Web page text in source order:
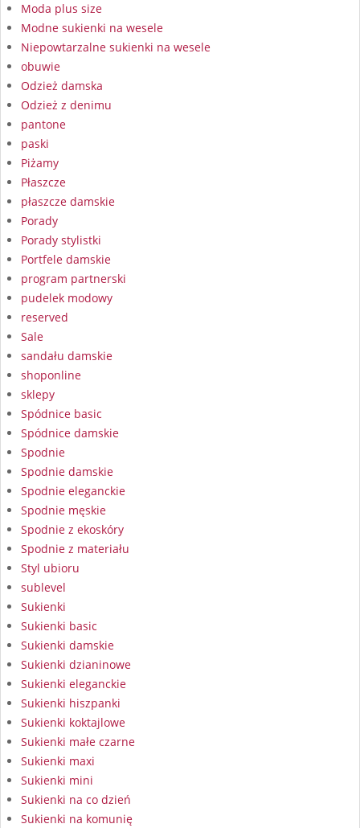
Moda plus size
Modne sukienki na wesele
Niepowtarzalne sukienki na wesele
obuwie
Odzież damska
Odzież z denimu
pantone
paski
Piżamy
Płaszcze
płaszcze damskie
Porady
Porady stylistki
Portfele damskie
program partnerski
pudelek modowy
reserved
Sale
sandału damskie
shoponline
sklepy
Spódnice basic
Spódnice damskie
Spodnie
Spodnie damskie
Spodnie eleganckie
Spodnie męskie
Spodnie z ekoskóry
Spodnie z materiału
Styl ubioru
sublevel
Sukienki
Sukienki basic
Sukienki damskie
Sukienki dzianinowe
Sukienki eleganckie
Sukienki hiszpanki
Sukienki koktajlowe
Sukienki małe czarne
Sukienki maxi
Sukienki mini
Sukienki na co dzień
Sukienki na komunię